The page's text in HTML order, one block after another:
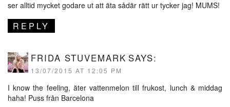
ser alltid mycket godare ut att äta sådär rätt ur tycker jag! MUMS!
REPLY
FRIDA STUVEMARK SAYS:
13/07/2015 AT 12:05 PM
I know the feeling, äter vattenmelon till frukost, lunch & middag
haha! Puss från Barcelona